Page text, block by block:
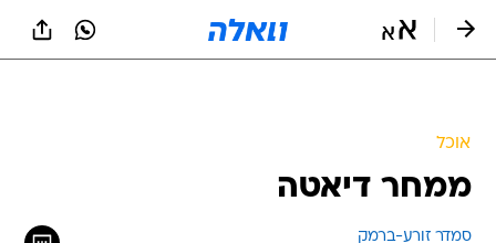
אוכל
ממחר דיאטה
סמדר זורע-ברמק